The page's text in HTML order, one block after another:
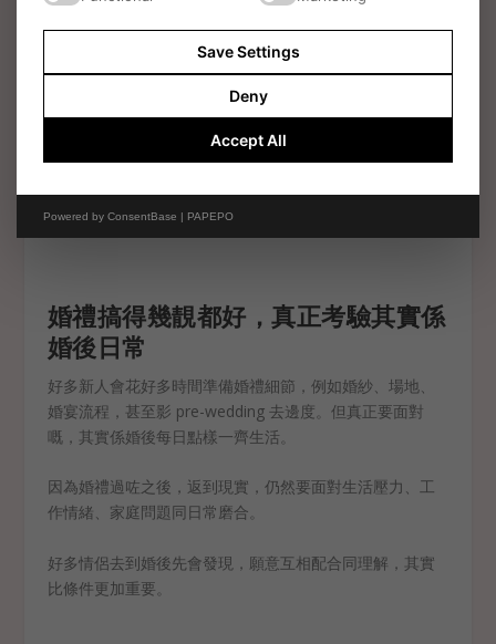
圖片來源:網路
婚禮搞得幾靚都好，真正考驗其實係
婚後日常
好多新人會花好多時間準備婚禮細節，例如婚紗、場地、
婚宴流程，甚至影 pre-wedding 去邊度。但真正要面對
嘅，其實係婚後每日點樣一齊生活。
因為婚禮過咗之後，返到現實，仍然要面對生活壓力、工
作情緒、家庭問題同日常磨合。
好多情侶去到婚後先會發現，願意互相配合同理解，其實
比條件更加重要。
Save Settings
Deny
Accept All
Powered by ConsentBase | PAPEPO